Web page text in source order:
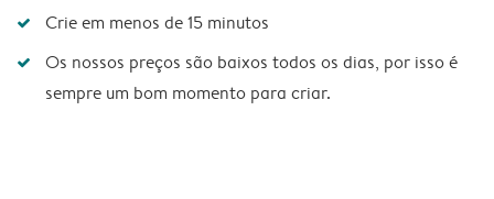
Crie em menos de 15 minutos
Os nossos preços são baixos todos os dias, por isso é
sempre um bom momento para criar.